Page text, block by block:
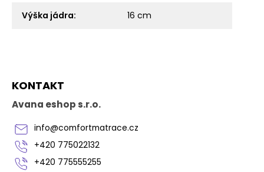
Výška jádra: 16 cm
KONTAKT
Avana eshop s.r.o.
info@comfortmatrace.cz
+420 775022132
+420 775555255